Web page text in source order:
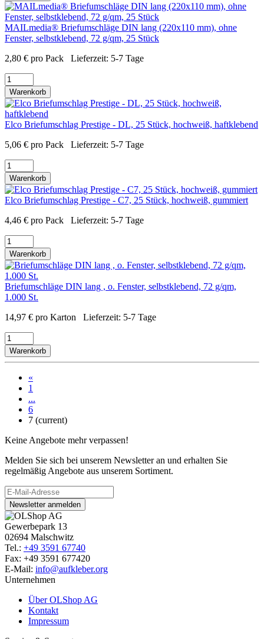
MAILmedia® Briefumschläge DIN lang (220x110 mm), ohne
Fenster, selbstklebend, 72 g/qm, 25 Stück
2,80 € pro Pack Lieferzeit: 5-7 Tage
Warenkorb
Elco Briefumschlag Prestige - DL, 25 Stück, hochweiß, haftklebend
5,06 € pro Pack Lieferzeit: 5-7 Tage
Warenkorb
Elco Briefumschlag Prestige - C7, 25 Stück, hochweiß, gummiert
4,46 € pro Pack Lieferzeit: 5-7 Tage
Warenkorb
Briefumschläge DIN lang , o. Fenster, selbstklebend, 72 g/qm,
1.000 St.
14,97 € pro Karton Lieferzeit: 5-7 Tage
Warenkorb
«
1
...
6
7 (current)
Keine Angebote mehr verpassen!
Melden Sie sich bei unserem Newsletter an und erhalten Sie
regelmäßig Angebote aus unserem Sortiment.
Newsletter anmelden
Gewerbepark 13
02694 Malschwitz
Tel.: +49 3591 67740
Fax: +49 3591 677420
E-Mail: info@aufkleber.org
Unternehmen
Über OLShop AG
Kontakt
Impressum